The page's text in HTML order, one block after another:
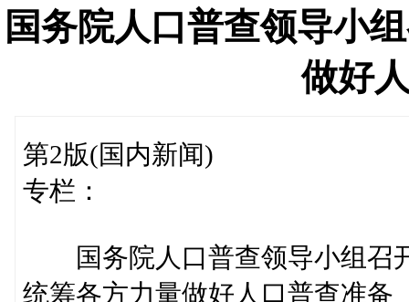
国务院人口普查领导小
做好
第2版(国内新闻)
专栏：
国务院人口普查领导小组召
统筹各方力量做好人口普查准备